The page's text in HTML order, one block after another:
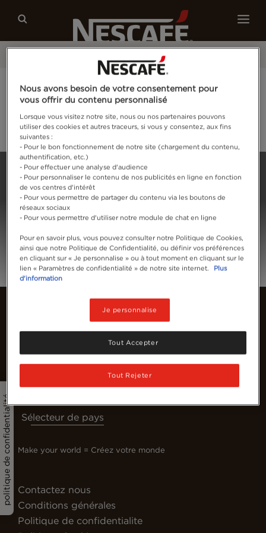
Développement durable
Grand Jeu NESCAFÉ Espresso Concentrate :
tente de remporter des coffrets exclusifs !
Je tente ma chance
Home Connectez-vous
politique de confidentialité Sélecteur de pays
Make your world = Créez votre monde
Contactez nous
Conditions générales
Politique de confidentialite
Nous avons besoin de votre consentement pour
vous offrir du contenu personnalisé
Lorsque vous visitez notre site, nous ou nos partenaires pouvons
utiliser des cookies et autres traceurs, si vous y consentez, aux fins
suivantes :
- Pour le bon fonctionnement de notre site (chargement du contenu,
authentification, etc.)
- Pour effectuer une analyse d'audience
- Pour personnaliser le contenu de nos publicités en ligne en fonction
de vos centres d'intérêt
- Pour vous permettre de partager du contenu via les boutons de
réseaux sociaux
- Pour vous permettre d'utiliser notre module de chat en ligne
Pour en savoir plus, vous pouvez consulter notre Politique de Cookies,
ainsi que notre Politique de Confidentialité, ou définir vos préférences
en cliquant sur « Je personnalise » ou à tout moment en cliquant sur le
lien « Paramètres de confidentialité » de notre site internet.
Plus
d'information
Je personnalise
Tout Rejeter
Tout Accepter